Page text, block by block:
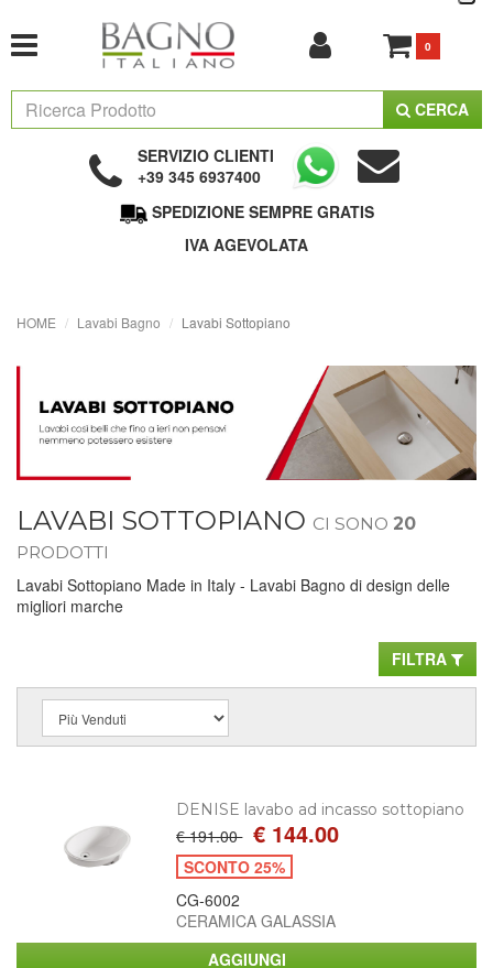
0
CERCA
SERVIZIO CLIENTI
+39 345 6937400
SPEDIZIONE SEMPRE GRATIS
IVA AGEVOLATA
HOME Lavabi Bagno Lavabi Sottopiano
LAVABI SOTTOPIANO CI SONO 20
PRODOTTI
Lavabi Sottopiano Made in Italy - Lavabi Bagno di design delle
migliori marche
FILTRA
DENISE lavabo ad incasso sottopiano
€ 191.00 € 144.00
SCONTO 25%
CG-6002
CERAMICA GALASSIA